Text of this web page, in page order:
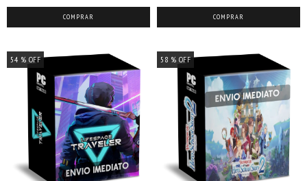
54 % OFF 58 % OFF